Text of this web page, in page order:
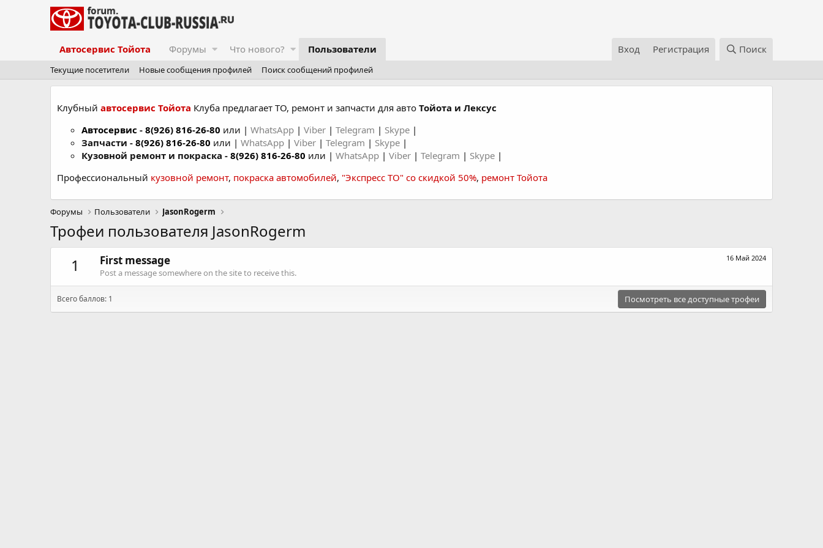
Автосервис Тойота Форумы Что нового? Пользователи Вход Регистрация Поиск
Текущие посетители Новые сообщения профилей Поиск сообщений профилей
Клубный автосервис Тойота Клуба предлагает ТО, ремонт и запчасти для авто Тойота и Лексус
Автосервис - 8(926) 816-26-80 или | WhatsApp | Viber | Telegram | Skype |
Запчасти - 8(926) 816-26-80 или | WhatsApp | Viber | Telegram | Skype |
Кузовной ремонт и покраска - 8(926) 816-26-80 или | WhatsApp | Viber | Telegram | Skype |
Профессиональный кузовной ремонт, покраска автомобилей, "Экспресс ТО" со скидкой 50%, ремонт Тойота
Форумы Пользователи JasonRogerm
Трофеи пользователя JasonRogerm
1
16 Май 2024
First message
Post a message somewhere on the site to receive this.
Всего баллов: 1 Посмотреть все доступные трофеи